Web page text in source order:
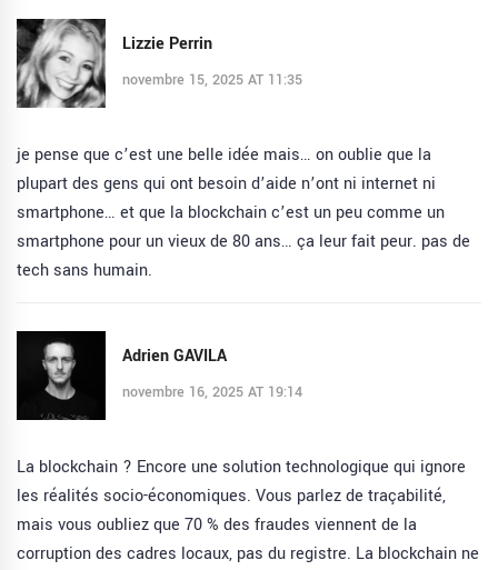
Lizzie Perrin
novembre 15, 2025 AT 11:35
je pense que c’est une belle idée mais… on oublie que la
plupart des gens qui ont besoin d’aide n’ont ni internet ni
smartphone… et que la blockchain c’est un peu comme un
smartphone pour un vieux de 80 ans… ça leur fait peur. pas de
tech sans humain.
Adrien GAVILA
novembre 16, 2025 AT 19:14
La blockchain ? Encore une solution technologique qui ignore
les réalités socio-économiques. Vous parlez de traçabilité,
mais vous oubliez que 70 % des fraudes viennent de la
corruption des cadres locaux, pas du registre. La blockchain ne